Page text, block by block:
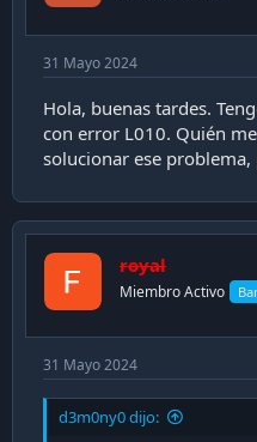
31 Mayo 2024
Hola, buenas tardes.
con error L010. Quién
solucionar ese problema,
royal
Miembro Activo
31 Mayo 2024
d3m0ny0 dijo: